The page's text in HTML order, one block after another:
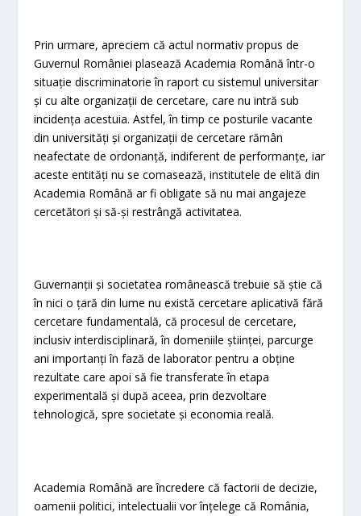
Prin urmare, apreciem că actul normativ propus de
Guvernul României plasează Academia Română într-o
situație discriminatorie în raport cu sistemul universitar
și cu alte organizații de cercetare, care nu intră sub
incidența acestuia. Astfel, în timp ce posturile vacante
din universități și organizații de cercetare rămân
neafectate de ordonanță, indiferent de performanțe, iar
aceste entități nu se comasează, institutele de elită din
Academia Română ar fi obligate să nu mai angajeze
cercetători și să-și restrângă activitatea.
Guvernanții și societatea românească trebuie să știe că
în nici o țară din lume nu există cercetare aplicativă fără
cercetare fundamentală, că procesul de cercetare,
inclusiv interdisciplinară, în domeniile științei, parcurge
ani importanți în fază de laborator pentru a obține
rezultate care apoi să fie transferate în etapa
experimentală și după aceea, prin dezvoltare
tehnologică, spre societate și economia reală.
Academia Română are încredere că factorii de decizie,
oamenii politici, intelectualii vor înțelege că România,